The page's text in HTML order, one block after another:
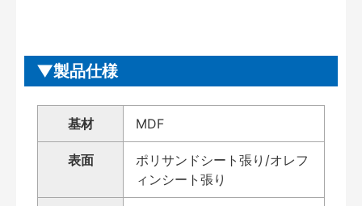
製品仕様
基材 MDF
表面
ポリサンドシート張り/オレフ
ィンシート張り